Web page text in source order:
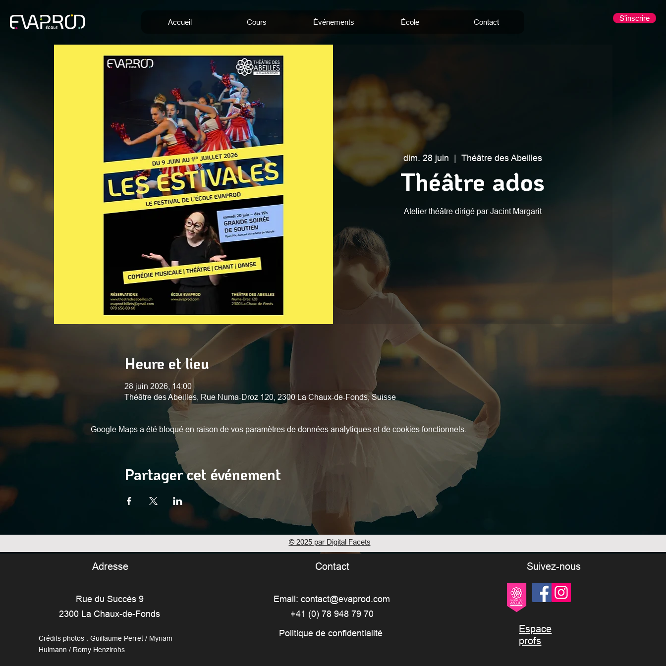
S'inscrire
Accueil Cours Événements École Contact
dim. 28 juin
  |
Théâtre des Abeilles
Théâtre ados
Atelier théâtre dirigé par Jacint Margarit
Heure et lieu
28 juin 2026, 14:00
Théâtre des Abeilles, Rue Numa-Droz 120, 2300 La Chaux-de-Fonds, Suisse
Google Maps a été bloqué en raison de vos paramètres de données analytiques et de cookies fonctionnels.
Partager cet événement
© 2025 par Digital Facets
Adresse
Rue du Succès 9
2300 La Chaux-de-Fonds
Crédits photos : Guillaume Perret / Myriam
Hulmann / Romy Henzirohs
Contact
Email:contact@evaprod.com
+41 (0) 78 948 79 70
Politique de confidentialité
Suivez-nous
Espace
profs